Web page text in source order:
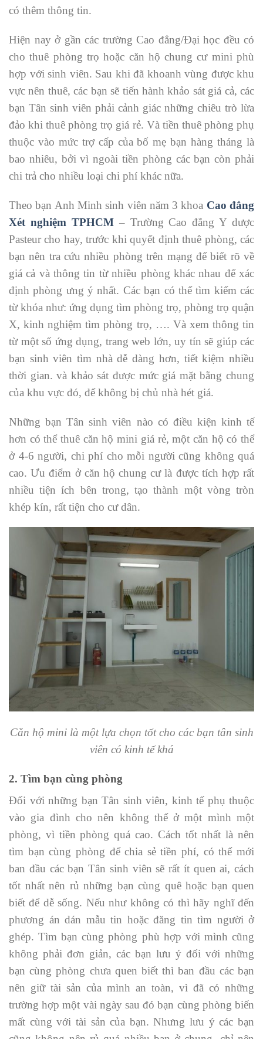
có thêm thông tin.
Hiện nay ở gần các trường Cao đẳng/Đại học đều có
cho thuê phòng trọ hoặc căn hộ chung cư mini phù
hợp với sinh viên. Sau khi đã khoanh vùng được khu
vực nên thuê, các bạn sẽ tiến hành khảo sát giá cả, các
bạn Tân sinh viên phải cảnh giác những chiêu trò lừa
đảo khi thuê phòng trọ giá rẻ. Và tiền thuê phòng phụ
thuộc vào mức trợ cấp của bố mẹ bạn hàng tháng là
bao nhiêu, bởi vì ngoài tiền phòng các bạn còn phải
chi trả cho nhiều loại chi phí khác nữa.
Theo bạn Anh Minh sinh viên năm 3 khoa Cao đẳng
Xét nghiệm TPHCM– Trường Cao đẳng Y dược
Pasteur cho hay, trước khi quyết định thuê phòng, các
bạn nên tra cứu nhiều phòng trên mạng để biết rõ về
giá cả và thông tin từ nhiều phòng khác nhau để xác
định phòng ưng ý nhất. Các bạn có thể tìm kiếm các
từ khóa như: ứng dụng tìm phòng trọ, phòng trọ quận
X, kinh nghiệm tìm phòng trọ, …. Và xem thông tin
từ một số ứng dụng, trang web lớn, uy tín sẽ giúp các
bạn sinh viên tìm nhà dễ dàng hơn, tiết kiệm nhiều
thời gian. và khảo sát được mức giá mặt bằng chung
của khu vực đó, để không bị chủ nhà hét giá.
Những bạn Tân sinh viên nào có điều kiện kinh tế
hơn có thể thuê căn hộ mini giá rẻ, một căn hộ có thể
ở 4-6 người, chi phí cho mỗi người cũng không quá
cao. Ưu điểm ở căn hộ chung cư là được tích hợp rất
nhiều tiện ích bên trong, tạo thành một vòng tròn
khép kín, rất tiện cho cư dân.
Căn hộ mini là một lựa chọn tốt cho các bạn tân sinh
viên có kinh tế khá
2. Tìm bạn cùng phòng
Đối với những bạn Tân sinh viên, kinh tế phụ thuộc
vào gia đình cho nên không thể ở một mình một
phòng, vì tiền phòng quá cao. Cách tốt nhất là nên
tìm bạn cùng phòng để chia sẻ tiền phí, có thể mới
ban đầu các bạn Tân sinh viên sẽ rất ít quen ai, cách
tốt nhất nên rủ những bạn cùng quê hoặc bạn quen
biết để dễ sống. Nếu như không có thì hãy nghĩ đến
phương án dán mẫu tin hoặc đăng tin tìm người ở
ghép. Tìm bạn cùng phòng phù hợp với mình cũng
không phải đơn giản, các bạn lưu ý đối với những
bạn cùng phòng chưa quen biết thì ban đầu các bạn
nên giữ tài sản của mình an toàn, vì đã có những
trường hợp một vài ngày sau đó bạn cùng phòng biến
mất cùng với tài sản của bạn. Nhưng lưu ý các bạn